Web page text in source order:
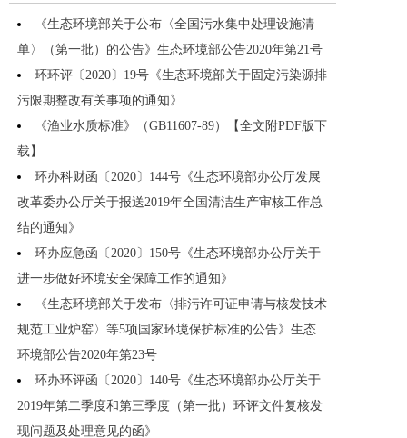
《生态环境部关于公布〈全国污水集中处理设施清
单〉（第一批）的公告》生态环境部公告2020年第21号
环环评〔2020〕19号《生态环境部关于固定污染源排
污限期整改有关事项的通知》
《渔业水质标准》（GB11607-89）【全文附PDF版下
载】
环办科财函〔2020〕144号《生态环境部办公厅发展
改革委办公厅关于报送2019年全国清洁生产审核工作总
结的通知》
环办应急函〔2020〕150号《生态环境部办公厅关于
进一步做好环境安全保障工作的通知》
《生态环境部关于发布〈排污许可证申请与核发技术
规范工业炉窑〉等5项国家环境保护标准的公告》生态
环境部公告2020年第23号
环办环评函〔2020〕140号《生态环境部办公厅关于
2019年第二季度和第三季度（第一批）环评文件复核发
现问题及处理意见的函》